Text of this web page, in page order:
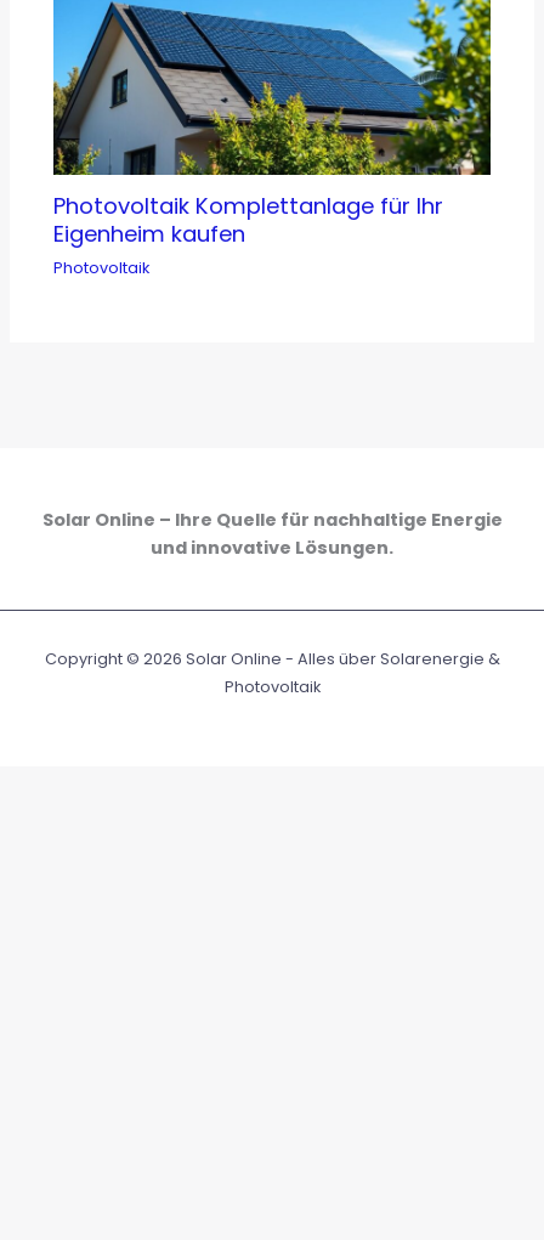
Photovoltaik Komplettanlage für Ihr
Eigenheim kaufen
Photovoltaik
Solar Online – Ihre Quelle für nachhaltige Energie
und innovative Lösungen.
Copyright © 2026 Solar Online - Alles über Solarenergie &
Photovoltaik